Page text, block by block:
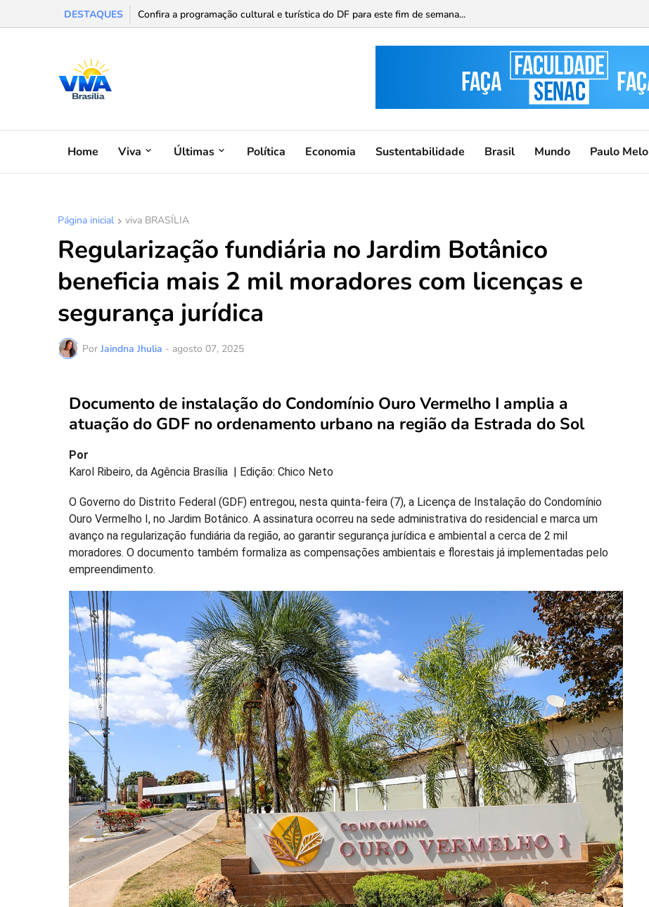
DESTAQUES Confira a programação cultural e turística do DF para este fim de semana...
Home Viva Últimas Política Economia Sustentabilidade Brasil Mundo Paulo Melo
Página inicial viva BRASÍLIA
Regularização fundiária no Jardim Botânico
beneficia mais 2 mil moradores com licenças e
segurança jurídica
Por Jaindna Jhulia - agosto 07, 2025
Documento de instalação do Condomínio Ouro Vermelho I amplia a
atuação do GDF no ordenamento urbano na região da Estrada do Sol
Por
Karol Ribeiro, da Agência Brasília | Edição: Chico Neto
O Governo do Distrito Federal (GDF) entregou, nesta quinta-feira (7), a Licença de Instalação do Condomínio
Ouro Vermelho I, no Jardim Botânico. A assinatura ocorreu na sede administrativa do residencial e marca um
avanço na regularização fundiária da região, ao garantir segurança jurídica e ambiental a cerca de 2 mil
moradores. O documento também formaliza as compensações ambientais e florestais já implementadas pelo
empreendimento.